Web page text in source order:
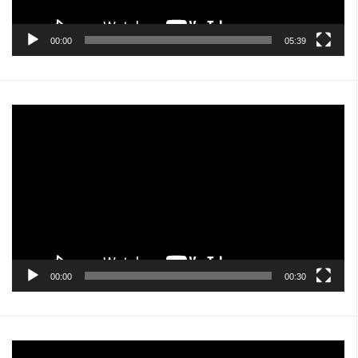
00:00 05:39
00:00 00:30